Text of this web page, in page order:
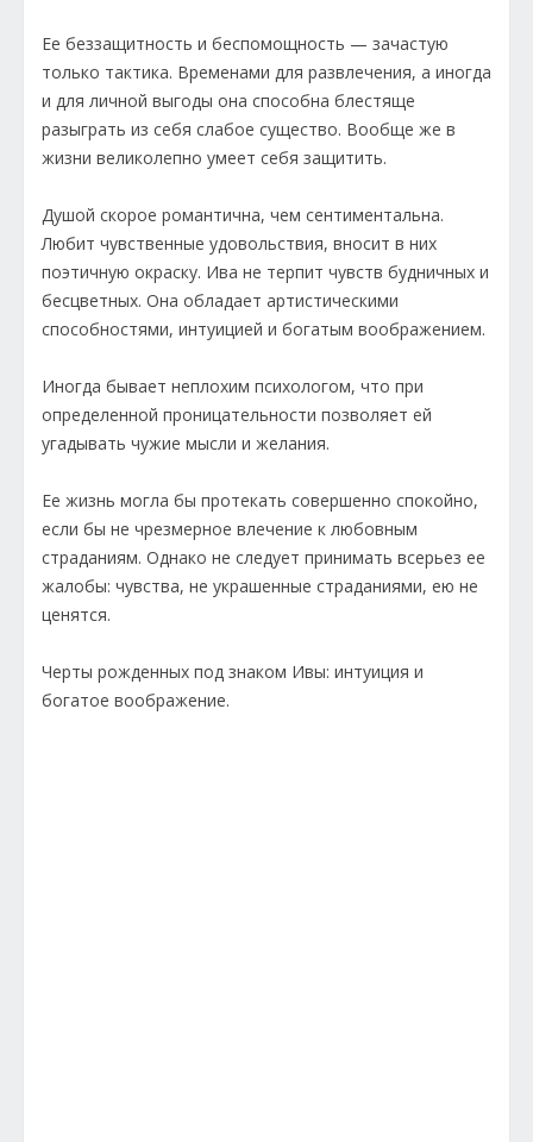
Ее беззащитность и беспомощность — зачастую
только тактика. Временами для развлечения, а иногда
и для личной выгоды она способна блестяще
разыграть из себя слабое существо. Вообще же в
жизни великолепно умеет себя защитить.
Душой скорое романтична, чем сентиментальна.
Любит чувственные удовольствия, вносит в них
поэтичную окраску. Ива не терпит чувств будничных и
бесцветных. Она обладает артистическими
способностями, интуицией и богатым воображением.
Иногда бывает неплохим психологом, что при
определенной проницательности позволяет ей
угадывать чужие мысли и желания.
Ее жизнь могла бы протекать совершенно спокойно,
если бы не чрезмерное влечение к любовным
страданиям. Однако не следует принимать всерьез ее
жалобы: чувства, не украшенные страданиями, ею не
ценятся.
Черты рожденных под знаком Ивы: интуиция и
богатое воображение.